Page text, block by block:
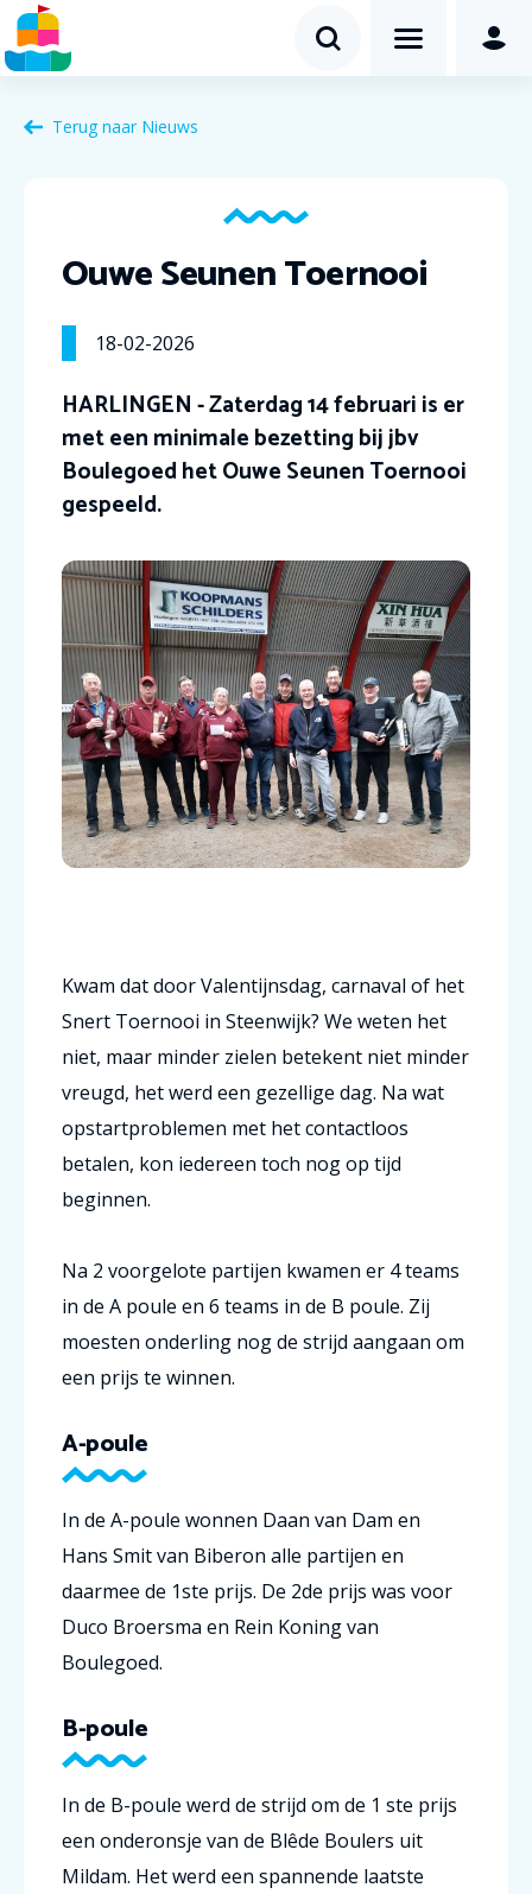
Terug naar Nieuws
Ouwe Seunen Toernooi
18-02-2026
HARLINGEN - Zaterdag 14 februari is er
met een minimale bezetting bij jbv
Boulegoed het Ouwe Seunen Toernooi
gespeeld.
Kwam dat door Valentijnsdag, carnaval of het
Snert Toernooi in Steenwijk? We weten het
niet, maar minder zielen betekent niet minder
vreugd, het werd een gezellige dag. Na wat
opstartproblemen met het contactloos
betalen, kon iedereen toch nog op tijd
beginnen.
Na 2 voorgelote partijen kwamen er 4 teams
in de A poule en 6 teams in de B poule. Zij
moesten onderling nog de strijd aangaan om
een prijs te winnen.
A-poule
In de A-poule wonnen Daan van Dam en
Hans Smit van Biberon alle partijen en
daarmee de 1ste prijs. De 2de prijs was voor
Duco Broersma en Rein Koning van
Boulegoed.
B-poule
In de B-poule werd de strijd om de 1 ste prijs
een onderonsje van de Blêde Boulers uit
Mildam. Het werd een spannende laatste